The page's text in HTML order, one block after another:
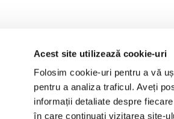
Acest site utilizează cookie-uri
Folosim cookie-uri pentru a vă
pentru a analiza traficul. Aveți
informații detaliate despre
în care continuați vizitarea site-